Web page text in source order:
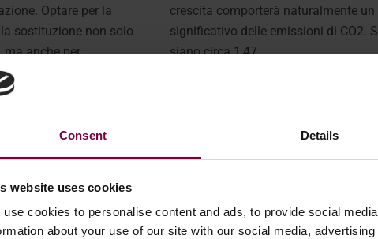
Consent Details
website uses cookies
use cookies to personalise content and ads, to provide social
about your use of our site with our social media,
Optare per la
sostituzione non solo
anche per ...
crescita comporterà naturalmente
significativo delle emissioni di CO2.
siano circa 1,47 ...